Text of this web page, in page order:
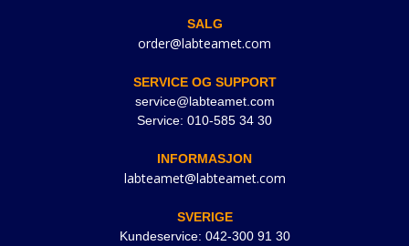
SALG
order@labteamet.com
SERVICE OG SUPPORT
service@labteamet.com
Service: 010-585 34 30
INFORMASJON
labteamet@labteamet.com
SVERIGE
Kundeservice: 042-300 91 30